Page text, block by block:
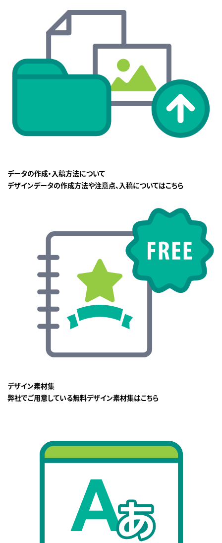
データの作成・入稿方法について
デザインデータの作成方法や注意点、入稿についてはこちら
デザイン素材集
弊社でご用意している無料デザイン素材集はこちら